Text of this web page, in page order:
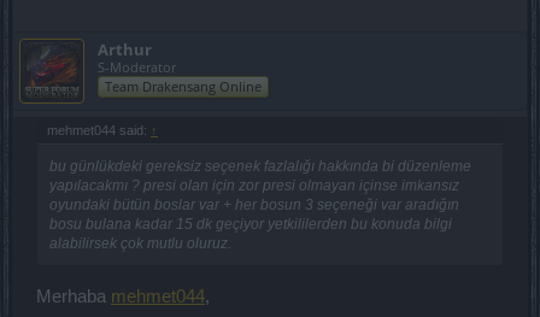
Arthur
S-Moderator
Team Drakensang Online
mehmet044 said: ↑
bu günlükdeki gereksiz seçenek fazlalığı hakkında bi düzenleme
yapılacakmı ? presi olan için zor presi olmayan içinse imkansız
oyundaki bütün boslar var + her bosun 3 seçeneği var aradığın
bosu bulana kadar 15 dk geçiyor yetkililerden bu konuda bilgi
alabilirsek çok mutlu oluruz.
Merhaba mehmet044,